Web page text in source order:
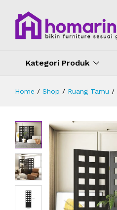
Kategori Produk
Home / Shop / Ruang Tamu /